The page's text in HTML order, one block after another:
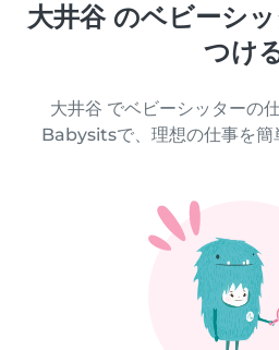
大井谷 のベビーシ
つけ
大井谷 でベビーシッターの
Babysitsで、理想の仕事を簡